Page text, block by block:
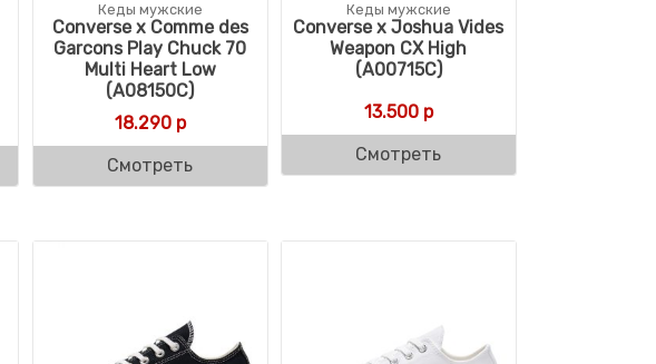
Кеды мужские
Converse x Comme des
Garcons Play Chuck 70
Multi Heart Low
(A08150C)
18.290р
Смотреть
Кеды мужские
Converse x Joshua Vides
Weapon CX High
(A00715C)
13.500р
Смотреть